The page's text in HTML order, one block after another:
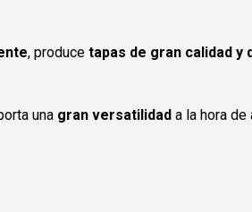
, produce tapas de gran calidad y
una gran versatilidad a la hora